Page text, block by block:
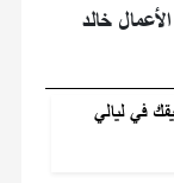
خالد
في ليالي